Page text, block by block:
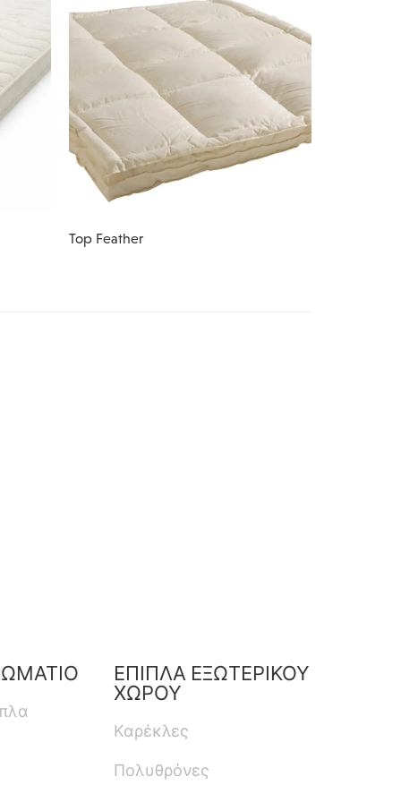
Top Feather
ΕΠΙΠΛΑ ΕΞΩΤΕΡΙΚΟΥ
ΧΩΡΟΥ
Καρέκλες
Πολυθρόνες